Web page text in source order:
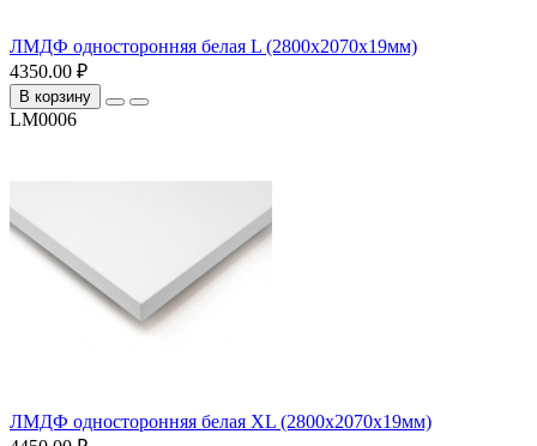
ЛМДФ односторонняя белая L (2800х2070х19мм)
4350.00 ₽
В корзину
LM0006
ЛМДФ односторонняя белая ХL (2800х2070х19мм)